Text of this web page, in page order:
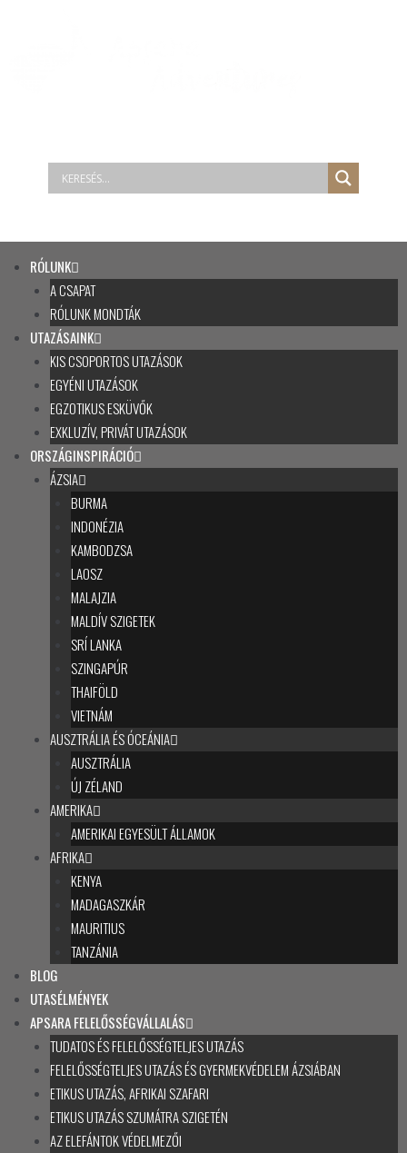
RÓLUNK
A CSAPAT
RÓLUNK MONDTÁK
UTAZÁSAINK
KIS CSOPORTOS UTAZÁSOK
EGYÉNI UTAZÁSOK
EGZOTIKUS ESKÜVŐK
EXKLUZÍV, PRIVÁT UTAZÁSOK
ORSZÁGINSPIRÁCIÓ
ÁZSIA
BURMA
INDONÉZIA
KAMBODZSA
LAOSZ
MALAJZIA
MALDÍV SZIGETEK
SRÍ LANKA
SZINGAPÚR
THAIFÖLD
VIETNÁM
AUSZTRÁLIA ÉS ÓCEÁNIA
AUSZTRÁLIA
ÚJ ZÉLAND
AMERIKA
AMERIKAI EGYESÜLT ÁLLAMOK
AFRIKA
KENYA
MADAGASZKÁR
MAURITIUS
TANZÁNIA
BLOG
UTASÉLMÉNYEK
APSARA FELELŐSSÉGVÁLLALÁS
TUDATOS ÉS FELELŐSSÉGTELJES UTAZÁS
FELELŐSSÉGTELJES UTAZÁS ÉS GYERMEKVÉDELEM ÁZSIÁBAN
ETIKUS UTAZÁS, AFRIKAI SZAFARI
ETIKUS UTAZÁS SZUMÁTRA SZIGETÉN
AZ ELEFÁNTOK VÉDELMEZŐI